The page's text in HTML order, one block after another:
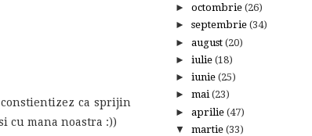
ca sprijin
cu mana noastra :))
► octombrie (26)
► septembrie (34)
► august (20)
► iulie (18)
► iunie (25)
► mai(23)
► aprilie (47)
▼ martie (33)